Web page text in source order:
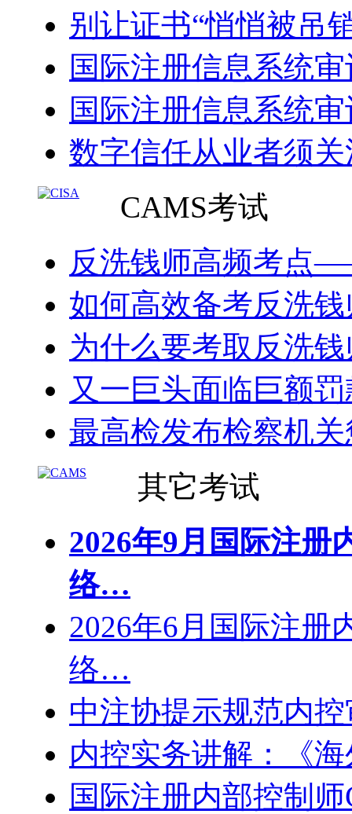
别让证书“悄悄被吊
国际注册信息系统
国际注册信息系统
数字信任从业者须
CAMS考试
反洗钱师高频考点
如何高效备考反洗
为什么要考取反洗
又一巨头面临巨额
最高检发布检察机
其它考试
2026年9月国际注册
络…
2026年6月国际注册
络…
中注协提示规范内
内控实务讲解：《
国际注册内部控制